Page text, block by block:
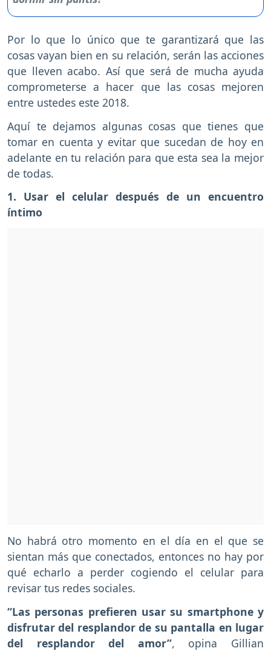
Por lo que lo único que te garantizará que las
cosas vayan bien en su relación, serán las acciones
que lleven acabo. Así que será de mucha ayuda
comprometerse a hacer que las cosas mejoren
entre ustedes este 2018.
Aquí te dejamos algunas cosas que tienes que
tomar en cuenta y evitar que sucedan de hoy en
adelante en tu relación para que esta sea la mejor
de todas.
1. Usar el celular después de un encuentro
íntimo
No habrá otro momento en el día en el que se
sientan más que conectados, entonces no hay por
qué echarlo a perder cogiendo el celular para
revisar tus redes sociales.
“Las personas prefieren usar su smartphone y
disfrutar del resplandor de su pantalla en lugar
del resplandor del amor”, opina Gillian